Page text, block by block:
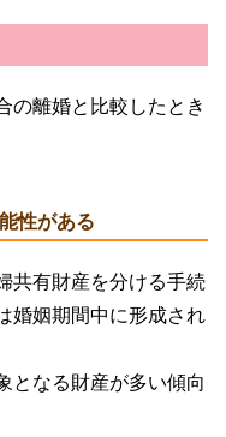
の離婚と比較したとき
性がある
共有財産を分ける手続
婚姻期間中に形成され
となる財産が多い傾向